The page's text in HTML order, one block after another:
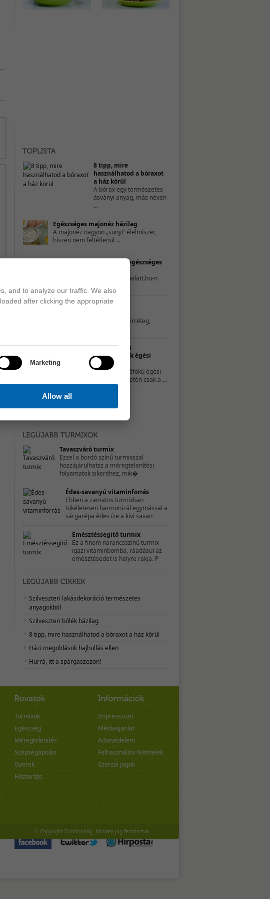
8 tipp, mire
használhatod a bóraxot
a ház körül
A bórax egy természetes
ásványi anyag, más néven
...
Egészséges majonéz házilag
A majonéz nagyon „sunyi” élelmiszer,
hiszen nem feltétlenül ...
TESZT – Te mennyire élsz egészséges
A következő tesztet a 21napalatt.hu-n
találtuk. Egyszerűen csak ...
Hatékony és természetes
Az edények aljára ragadt zsírréteg,
Természetes
gyógymódok égési
sérülésekre
A kisebb, elsőfokú égési
sérülések esetén csak a ...
Tavaszváró turmix
Ezzel a bordó színű turmixszal
hozzájárulhatsz a méregtelenítési
folyamatok sikeréhez, mik�
Édes-savanyú vitaminforrás
Ebben a zamatos turmixban
tökéletesen harmonizál egymással a
sárgarépa édes íze a kivi savan
Emésztéssegitő turmix
Ez a finom narancsszínű turmix
igazi vitaminbomba, ráadásul az
emésztésedet is helyre rakja. P
Szilveszteri lakásdekoráció természetes
anyagokból
Szilveszteri bólék házilag
8 tipp, mire használhatod a bóraxot a ház körül
Házi megoldások hajhullás ellen
Hurrá, itt a spárgaszezon!
Turmixok
Egészség
Méregtelenítés
Szépségápolás
Gyerek
Háztartás
Impresszum
Médiaajánlat
Adatvédelem
Felhasználási feltételek
Szerzői jogok
Csatlakozz:© Copyright Turmixvilág. Minden jog fenntartva.
and to analyze our traffic. We also
after clicking the appropriate
Marketing
Allow all